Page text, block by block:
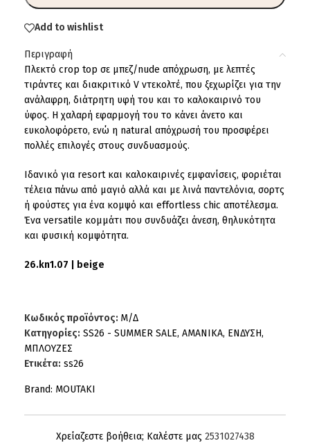
Add to wishlist
Περιγραφή
Πλεκτό crop top σε μπεζ/nude απόχρωση, με λεπτές
τιράντες και διακριτικό V ντεκολτέ, που ξεχωρίζει για την
ανάλαφρη, διάτρητη υφή του και το καλοκαιρινό του
ύφος. Η χαλαρή εφαρμογή του το κάνει άνετο και
ευκολοφόρετο, ενώ η natural απόχρωσή του προσφέρει
πολλές επιλογές στους συνδυασμούς.
Ιδανικό για resort και καλοκαιρινές εμφανίσεις, φοριέται
τέλεια πάνω από μαγιό αλλά και με λινά παντελόνια, σορτς
ή φούστες για ένα κομψό και effortless chic αποτέλεσμα.
Ένα versatile κομμάτι που συνδυάζει άνεση, θηλυκότητα
και φυσική κομψότητα.
26.kn1.07 | beige
Κωδικός προϊόντος: Μ/Δ
Κατηγορίες: SS26 - SUMMER SALE, AMANIKA, ΕΝΔΥΣΗ,
ΜΠΛΟΥΖΕΣ
Ετικέτα: ss26
Brand: MOUTAKI
Χρείαζεστε βοήθεια; Καλέστε μας 2531027438